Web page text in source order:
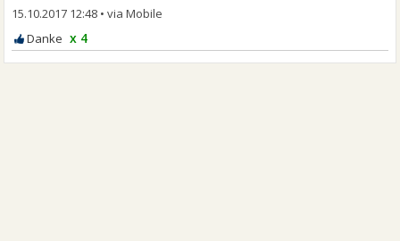
15.10.2017 12:48 •
x 4